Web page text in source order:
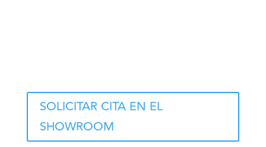
SOLICITAR CITA EN EL
SHOWROOM